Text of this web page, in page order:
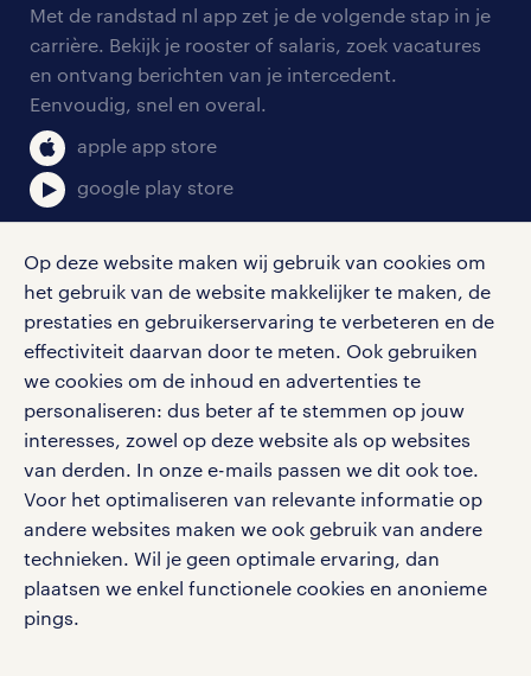
Op deze website maken wij gebruik van cookies om
het gebruik van de website makkelijker te maken, de
prestaties en gebruikerservaring te verbeteren en de
effectiviteit daarvan door te meten. Ook gebruiken
we cookies om de inhoud en advertenties te
personaliseren: dus beter af te stemmen op jouw
interesses, zowel op deze website als op websites
van derden. In onze e-mails passen we dit ook toe.
Voor het optimaliseren van relevante informatie op
andere websites maken we ook gebruik van andere
technieken. Wil je geen optimale ervaring, dan
plaatsen we enkel functionele cookies en anonieme
pings.
personeel gezocht
aanmelden nieuwsbrief
blogs en artikelen
salarischecker
bruto-netto calculator
onze vestigingen
pers
klachten en misstanden
Met de randstad nl app zet je de volgende stap in je
carrière. Bekijk je rooster of salaris, zoek vacatures
en ontvang berichten van je intercedent.
Eenvoudig, snel en overal.
apple app store
google play store
social media
Volg ons voor de leukste content omtrent
vacatures, solliciteren en inspiratie.
werken bij randstad
gebruikersvoorwaarden
privacystatement
cookies